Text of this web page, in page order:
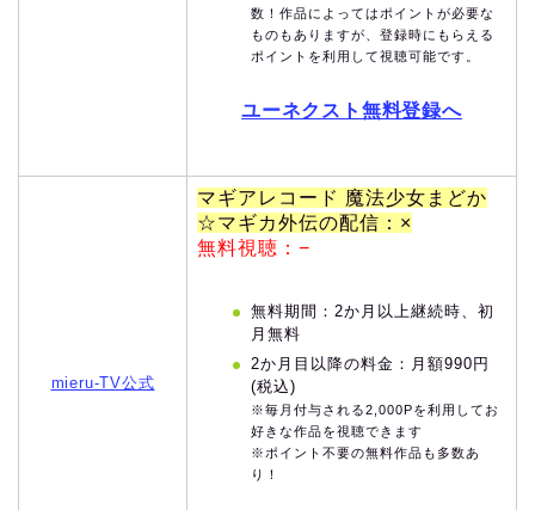
数！作品によってはポイントが必要な
ものもありますが、登録時にもらえる
ポイントを利用して視聴可能です。
ユーネクスト無料登録へ
mieru-TV公式
マギアレコード 魔法少女まどか
☆マギカ外伝の配信：×
無料視聴：−
無料期間：2か月以上継続時、初
月無料
2か月目以降の料金：月額990円
(税込)
※毎月付与される2,000Pを利用してお
好きな作品を視聴できます
※ポイント不要の無料作品も多数あ
り！